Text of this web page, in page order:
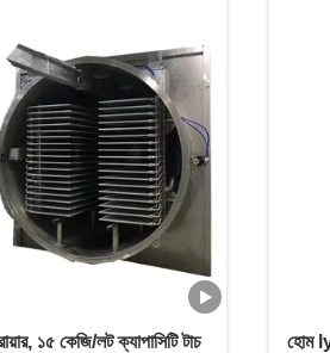
১৫ কেজি/লট ক্যাপাসিটি টাচ
হোম